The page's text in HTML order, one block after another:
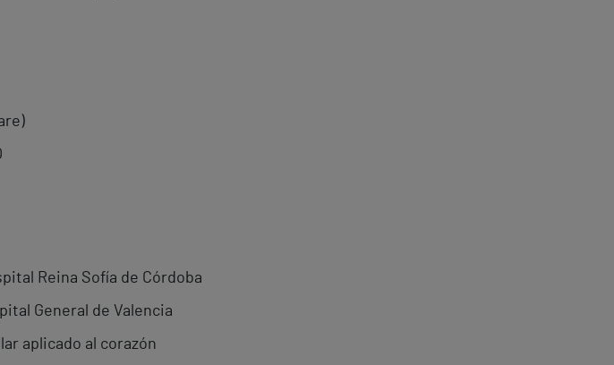
Reina Sofía de Córdoba
General de Valencia
aplicado al corazón